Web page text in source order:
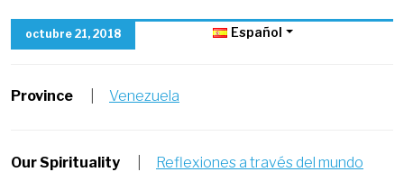
octubre 21, 2018 Español
Province Venezuela
Our Spirituality Reflexiones a través del mundo